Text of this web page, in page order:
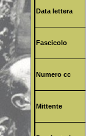
Data lettera
Fascicolo
Numero cc
Mittente